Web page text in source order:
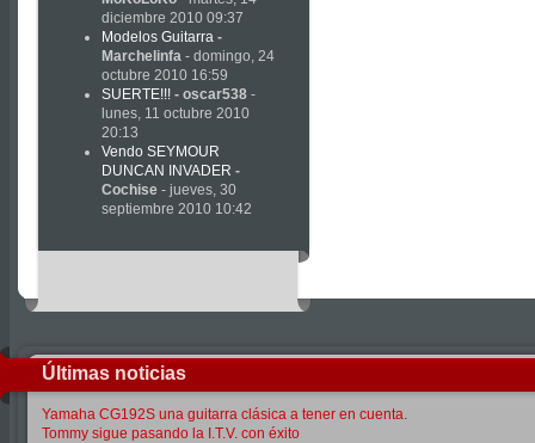
diciembre 2010 09:37
Modelos Guitarra -
Marchelinfa - domingo, 24
octubre 2010 16:59
SUERTE!!! - oscar538 -
lunes, 11 octubre 2010
20:13
Vendo SEYMOUR
DUNCAN INVADER -
Cochise - jueves, 30
septiembre 2010 10:42
Últimas noticias
Yamaha CG192S una guitarra clásica a tener en cuenta.
Tommy sigue pasando la I.T.V. con éxito